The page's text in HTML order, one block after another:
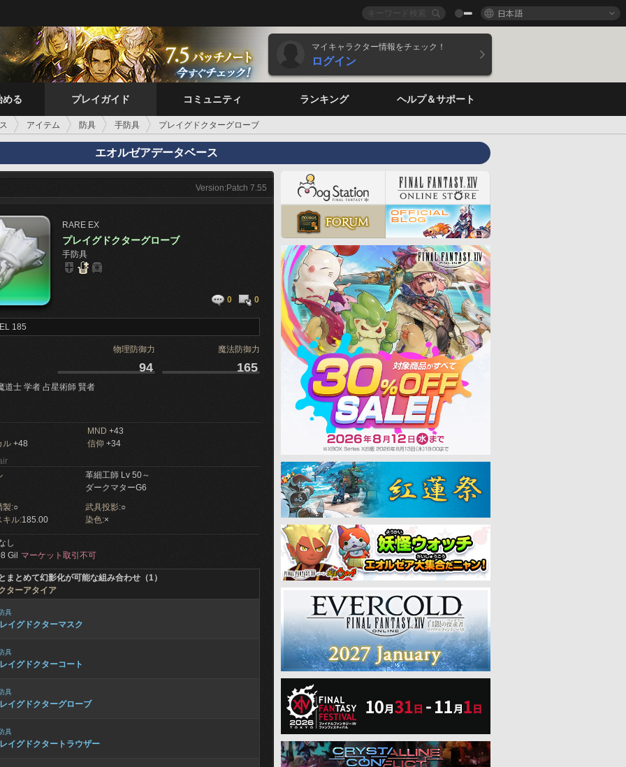
日本語
マイキャラクター情報をチェック！
ログイン
める プレイガイド コミュニティ ランキング ヘルプ＆サポート
アイテム 防具 手防具 プレイグドクターグローブ
エオルゼアデータベース
Version:Patch 7.55
RARE EX
プレイグドクターグローブ
手防具
0 0
185
物理防御力 魔法防御力
94 165
道士 学者 占星術師 賢者
MND +43
ル +48 信仰 +34
革細工師 Lv 50～
ダークマターG6
製:○ 武具投影:○
キル:185.00 染色:×
し
Gil
マーケット取引不可
まとめて幻影化が可能な組み合わせ（1）
ターアタイア
具
イグドクターマスク
具
イグドクターコート
具
イグドクターグローブ
具
イグドクタートラウザー